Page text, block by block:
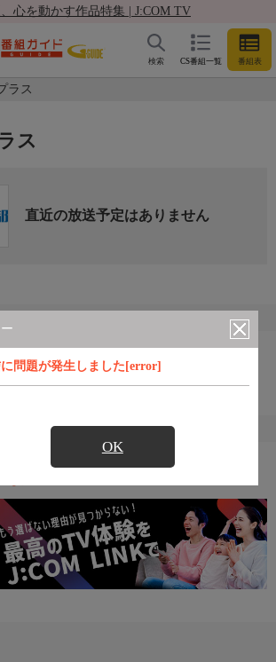
心を動かす作品特集 | J:COM TV
CS番組一覧 番組表
検索
ラス
問題が発生しました[error]
OK
ス
直近の放送予定はありません
すすめ番組
情報